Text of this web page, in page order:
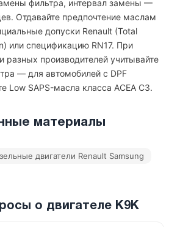
фильтра, интервал замены —
Отдавайте предпочтение маслам
допуски Renault (Total
или спецификацию RN17. При
производителей учитывайте
— для автомобилей с DPF
Low SAPS-масла класса ACEA C3.
материалы
двигатели Renault Samsung
о двигателе K9K